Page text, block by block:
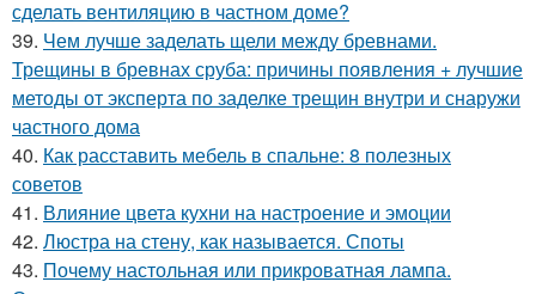
сделать вентиляцию в частном доме?
39. Чем лучше заделать щели между бревнами.
Трещины в бревнах сруба: причины появления + лучшие
методы от эксперта по заделке трещин внутри и снаружи
частного дома
40. Как расставить мебель в спальне: 8 полезных
советов
41. Влияние цвета кухни на настроение и эмоции
42. Люстра на стену, как называется. Споты
43. Почему настольная или прикроватная лампа.